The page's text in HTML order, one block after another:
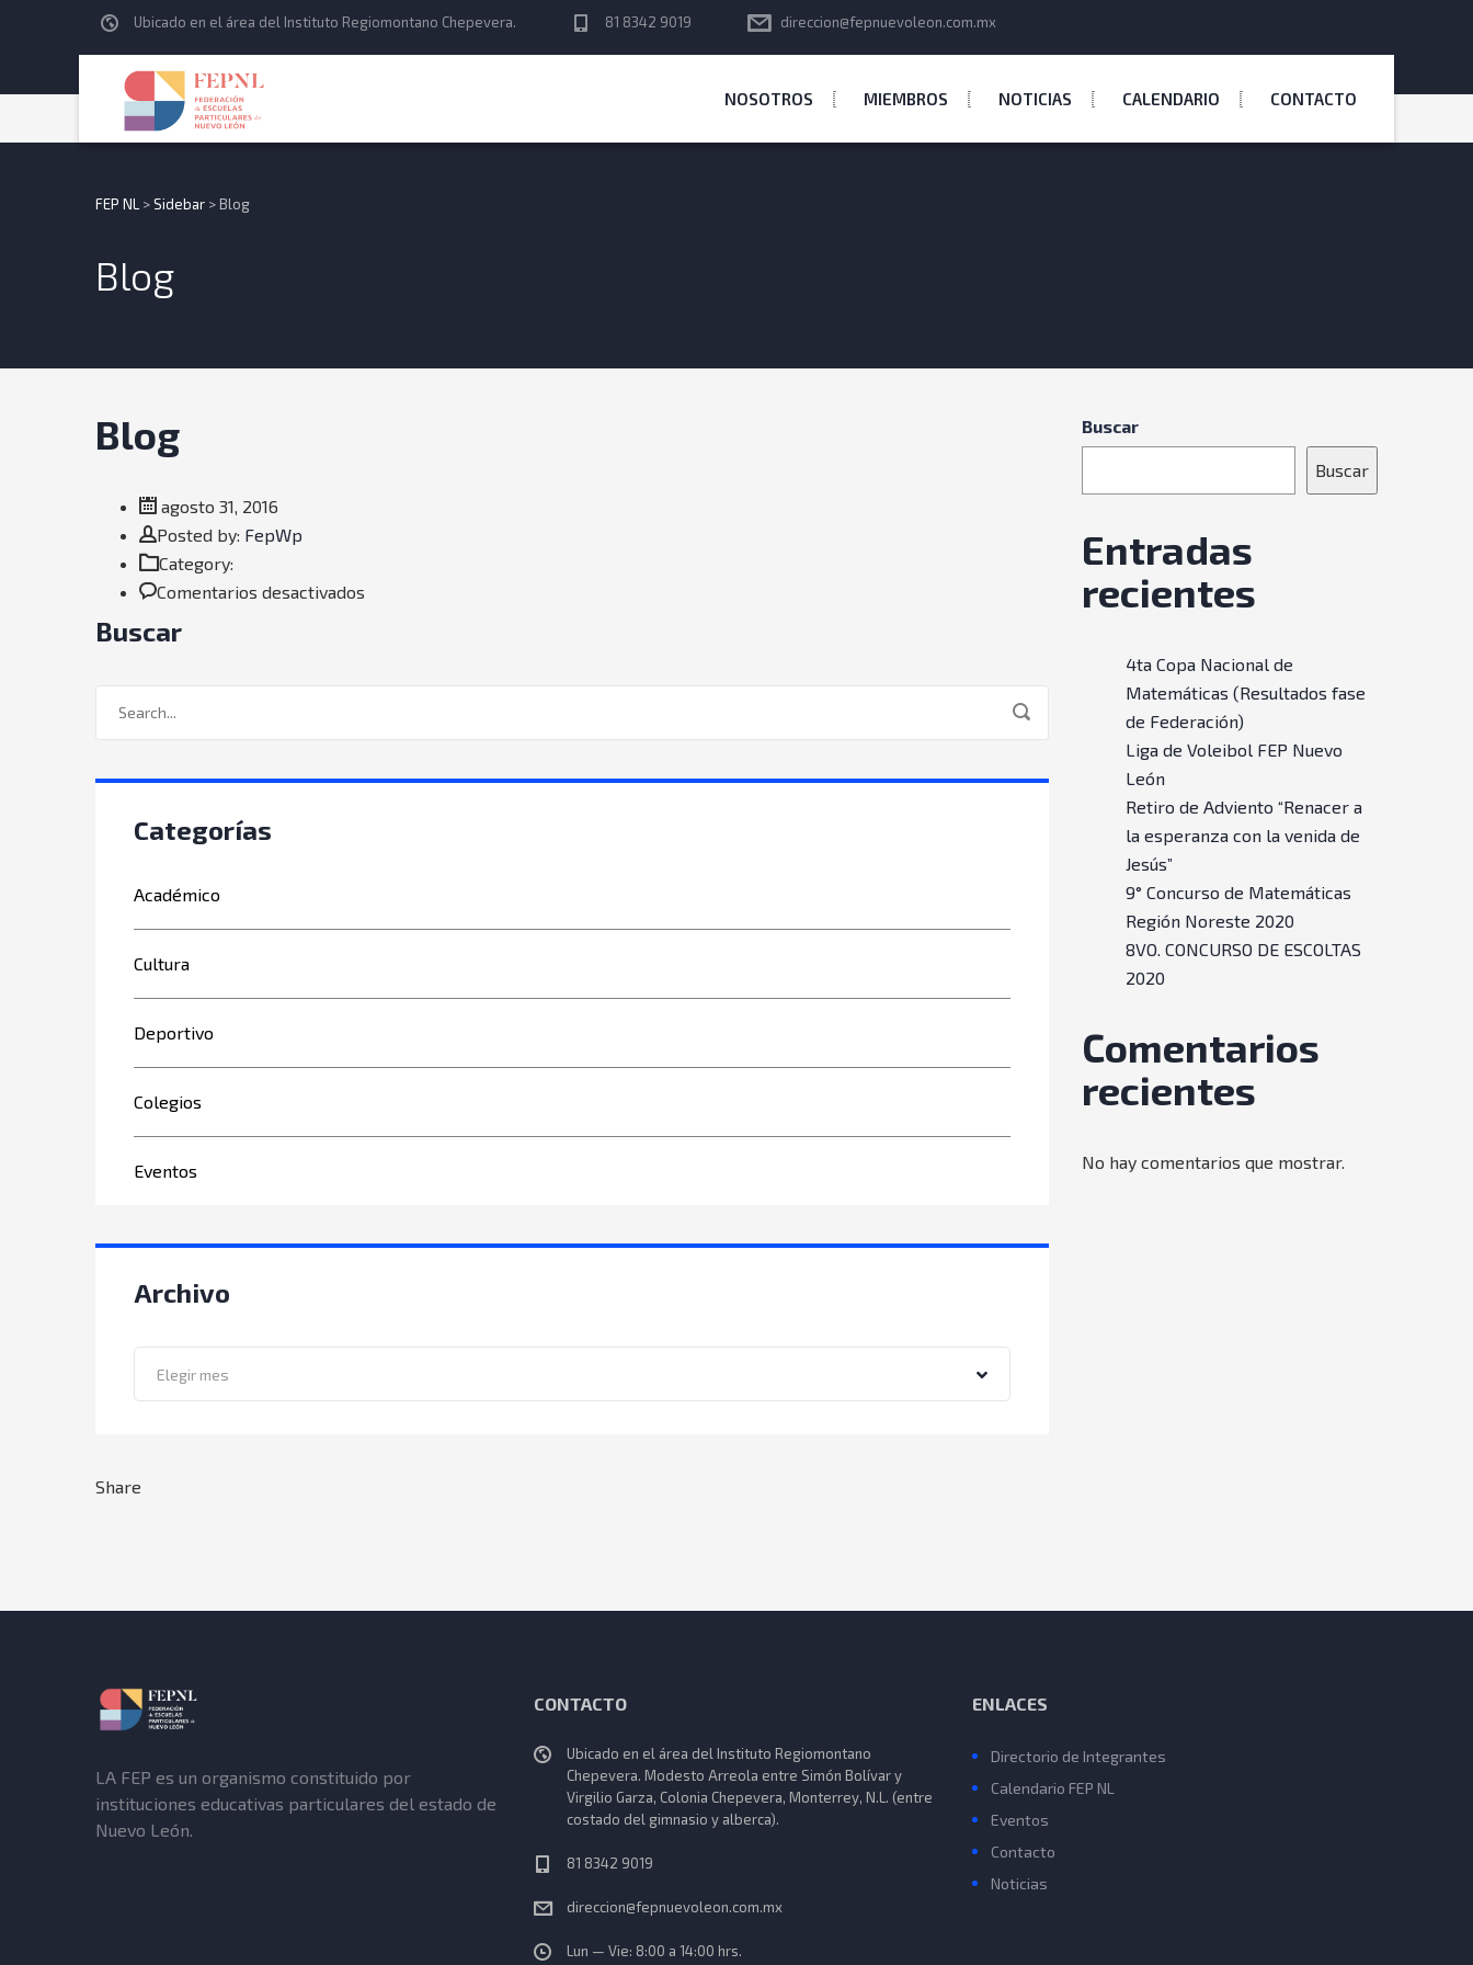
Ubicado en el área del Instituto Regiomontano Chepevera. 81 8342 9019 direccion@fepnuevoleon.com.mx
NOSOTROS MIEMBROS NOTICIAS CALENDARIO CONTACTO
FEP NL >Sidebar >Blog
Blog
Blog
agosto 31, 2016
Posted by: Author
FepWp
Category:
Comentarios desactivados
Buscar
Categorías
Académico
Cultura
Deportivo
Colegios
Eventos
Archivo
Elegir mes
Share
Buscar
Buscar
Entradas
recientes
4ta Copa Nacional de
Matemáticas (Resultados fase
de Federación)
Liga de Voleibol FEP Nuevo
León
Retiro de Adviento “Renacer a
la esperanza con la venida de
Jesús”
9° Concurso de Matemáticas
Región Noreste 2020
8VO. CONCURSO DE ESCOLTAS
2020
Comentarios
recientes
No hay comentarios que mostrar.
LA FEP es un organismo constituido por
instituciones educativas particulares del estado de
Nuevo León.
CONTACTO
Ubicado en el área del Instituto Regiomontano
Chepevera. Modesto Arreola entre Simón Bolívar y
Virgilio Garza, Colonia Chepevera, Monterrey, N.L. (entre
costado del gimnasio y alberca).
81 8342 9019
direccion@fepnuevoleon.com.mx
Lun — Vie: 8:00 a 14:00 hrs.
ENLACES
Directorio de Integrantes
Calendario FEP NL
Eventos
Contacto
Noticias